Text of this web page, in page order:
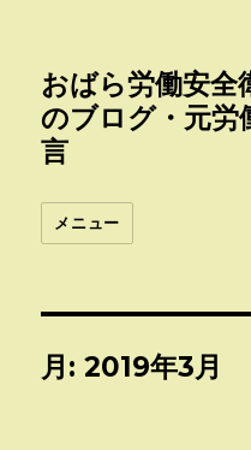
おばら労働安全
のブログ・元労
言
メニュー
月:2019年3月